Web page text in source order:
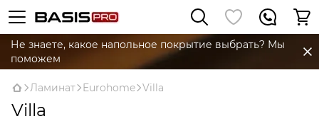
Не знаете, какое напольное покрытие выбрать? Мы
поможем
Ламинат Eurohome Villa
Villa